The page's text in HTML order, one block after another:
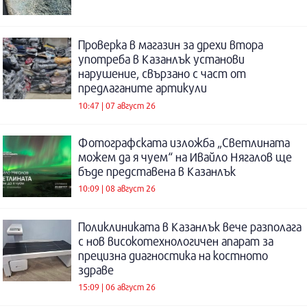
Проверка в магазин за дрехи втора
употреба в Казанлък установи
нарушение, свързано с част от
предлаганите артикули
10:47 | 07 август 26
Фотографската изложба „Светлината
можем да я чуем“ на Ивайло Нягалов ще
бъде представена в Казанлък
10:09 | 08 август 26
Поликлиниката в Казанлък вече разполага
с нов високотехнологичен апарат за
прецизна диагностика на костното
здраве
15:09 | 06 август 26